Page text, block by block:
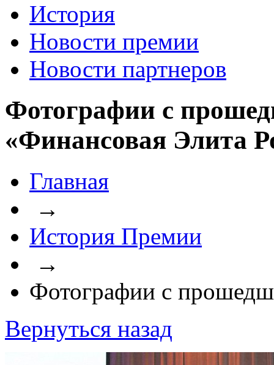
История
Новости премии
Новости партнеров
Фотографии с
«Финансовая Элита
Главная
→
История Премии
→
Фотографии с
Вернуться назад